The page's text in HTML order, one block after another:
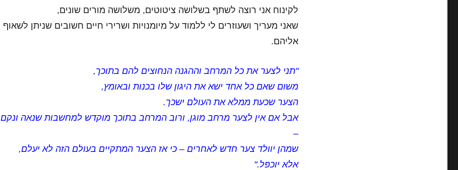
לקינוח אני רוצה לשתף בשלושה ציטוטים, משלושה מורים שונים,
שאני מעריך ושעוזרים לי ללמוד על מיומנויות ושרירי חיים חשובים שניתן לשאוף
אליהם.
"תני לצער את כל המרחב וההגנה הנחוצים להם בתוכך,
משום שאם כל אחד ישא את היגון שלו בכנות ובאומץ,
הצער שכעת ממלא את העולם ישכך.
אבל אם אין לצער מרחב מוגן, ורוב המרחב בתוכך מוקדש למחשבות שנאה ונקם
–
שמהן יוולד צער חדש לאחרים – כי אז הצער המתקיים בעולם הזה לא יעלם,
אלא יוכפל."